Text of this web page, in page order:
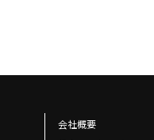
会社概要